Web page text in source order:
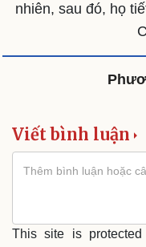
nhiên, sau đó, họ
Viết bình luận
This site is